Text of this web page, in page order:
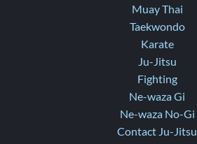
Muay Thai
Taekwondo
Karate
Ju-Jitsu
Fighting
Ne-waza Gi
Ne-waza No-Gi
Contact Ju-Jitsu